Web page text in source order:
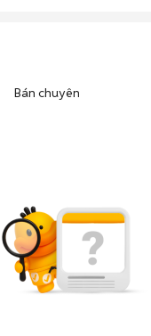
Bán chuyên